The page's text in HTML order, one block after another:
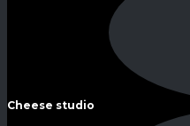
Cheese studio